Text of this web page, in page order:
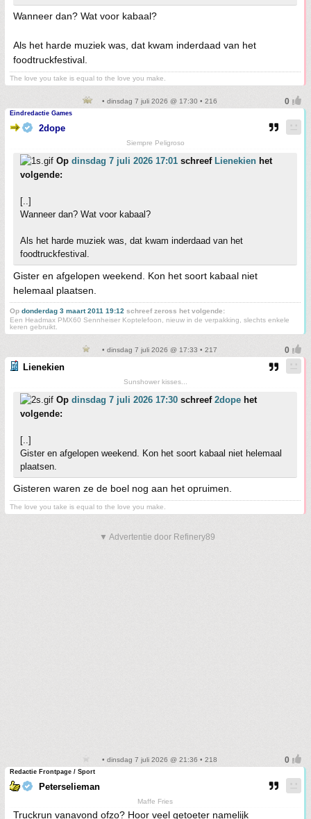
Wanneer dan? Wat voor kabaal?
Als het harde muziek was, dat kwam inderdaad van het
foodtruckfestival.
The love you take is equal to the love you make.
• dinsdag 7 juli 2026 @ 17:30 • 216
Eindredactie Games
2dope
Siempre Peligroso
Op dinsdag 7 juli 2026 17:01 schreef Lienekien het
volgende:
[..]
Wanneer dan? Wat voor kabaal?
Als het harde muziek was, dat kwam inderdaad van het
foodtruckfestival.
Gister en afgelopen weekend. Kon het soort kabaal niet
helemaal plaatsen.
Op donderdag 3 maart 2011 19:12 schreef zeross het volgende:
Een Headmax PMX60 Sennheiser Koptelefoon, nieuw in de verpakking, slechts enkele
keren gebruikt.
• dinsdag 7 juli 2026 @ 17:33 • 217
Lienekien
Sunshower kisses...
Op dinsdag 7 juli 2026 17:30 schreef 2dope het
volgende:
[..]
Gister en afgelopen weekend. Kon het soort kabaal niet helemaal
plaatsen.
Gisteren waren ze de boel nog aan het opruimen.
The love you take is equal to the love you make.
▼ Advertentie door Refinery89
• dinsdag 7 juli 2026 @ 21:36 • 218
Redactie Frontpage / Sport
Peterselieman
Maffe Fries
Truckrun vanavond ofzo? Hoor veel getoeter namelijk